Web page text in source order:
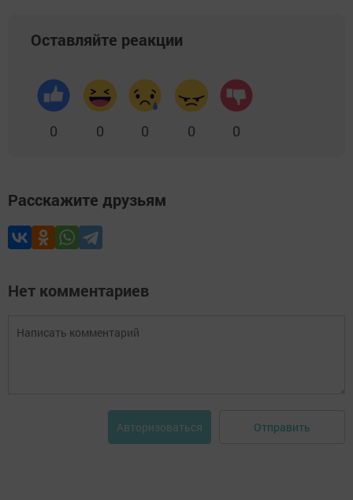
Оставляйте реакции
0 0 0 0 0
Расскажите друзьям
Нет комментариев
Авторизоваться Отправить